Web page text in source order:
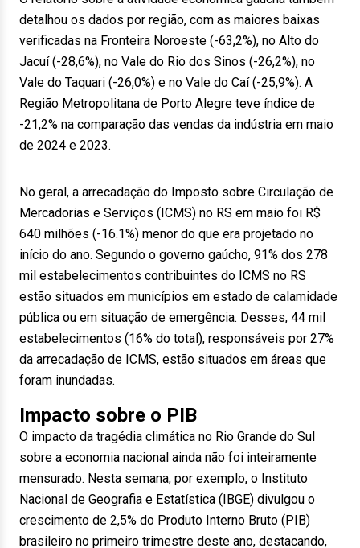
detalhou os dados por região, com as maiores baixas
verificadas na Fronteira Noroeste (-63,2%), no Alto do
Jacuí (-28,6%), no Vale do Rio dos Sinos (-26,2%), no
Vale do Taquari (-26,0%) e no Vale do Caí (-25,9%). A
Região Metropolitana de Porto Alegre teve índice de
-21,2% na comparação das vendas da indústria em maio
de 2024 e 2023.
No geral, a arrecadação do Imposto sobre Circulação de
Mercadorias e Serviços (ICMS) no RS em maio foi R$
640 milhões (-16.1%) menor do que era projetado no
início do ano. Segundo o governo gaúcho, 91% dos 278
mil estabelecimentos contribuintes do ICMS no RS
estão situados em municípios em estado de calamidade
pública ou em situação de emergência. Desses, 44 mil
estabelecimentos (16% do total), responsáveis por 27%
da arrecadação de ICMS, estão situados em áreas que
foram inundadas.
Impacto sobre o PIB
O impacto da tragédia climática no Rio Grande do Sul
sobre a economia nacional ainda não foi inteiramente
mensurado. Nesta semana, por exemplo, o Instituto
Nacional de Geografia e Estatística (IBGE) divulgou o
crescimento de 2,5% do Produto Interno Bruto (PIB)
brasileiro no primeiro trimestre deste ano, destacando,